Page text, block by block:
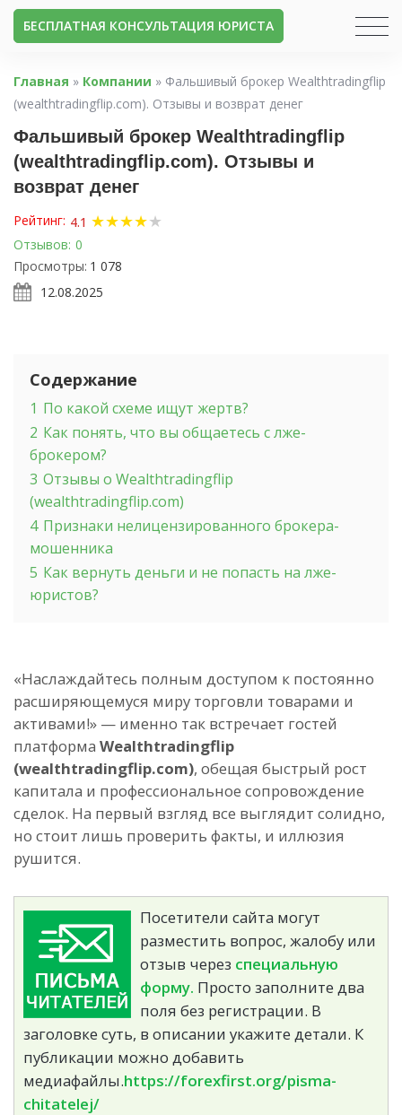
БЕСПЛАТНАЯ КОНСУЛЬТАЦИЯ ЮРИСТА
Главная » Компании » Фальшивый брокер Wealthtradingflip
(wealthtradingflip.com). Отзывы и возврат денег
Фальшивый брокер Wealthtradingflip
(wealthtradingflip.com). Отзывы и
возврат денег
Рейтинг: 4.1 ★★★★★
Отзывов: 0
Просмотры: 1 078
12.08.2025
Содержание
1 По какой схеме ищут жертв?
2 Как понять, что вы общаетесь с лже-
брокером?
3 Отзывы о Wealthtradingflip
(wealthtradingflip.com)
4 Признаки нелицензированного брокера-
мошенника
5 Как вернуть деньги и не попасть на лже-
юристов?
«Наслаждайтесь полным доступом к постоянно
расширяющемуся миру торговли товарами и
активами!» — именно так встречает гостей
платформа Wealthtradingflip
(wealthtradingflip.com), обещая быстрый рост
капитала и профессиональное сопровождение
сделок. На первый взгляд все выглядит солидно,
но стоит лишь проверить факты, и иллюзия
рушится.
Посетители сайта могут
разместить вопрос, жалобу или
отзыв через специальную
форму. Просто заполните два
поля без регистрации. В
заголовке суть, в описании укажите детали. К
публикации можно добавить
медиафайлы.https://forexfirst.org/pisma-
chitatelej/